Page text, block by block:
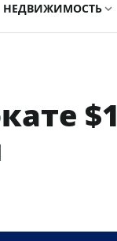
НЕДВИЖИМОСТЬ
$1